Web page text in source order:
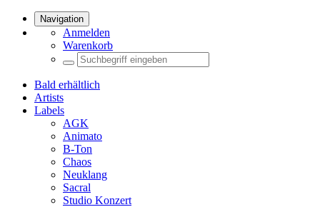
Navigation
Anmelden
Warenkorb
Bald erhältlich
Artists
Labels
AGK
Animato
B-Ton
Chaos
Neuklang
Sacral
Studio Konzert